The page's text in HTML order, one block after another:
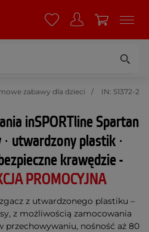
zabawy dla dzieci IN: S1372-2
inSPORTline Spartan
utwardzony plastik ∙
krawędzie -
PROMOCYJNA
z utwardzonego plastiku –
z możliwością zamocowania
przechowywaniu, nośność aż 80